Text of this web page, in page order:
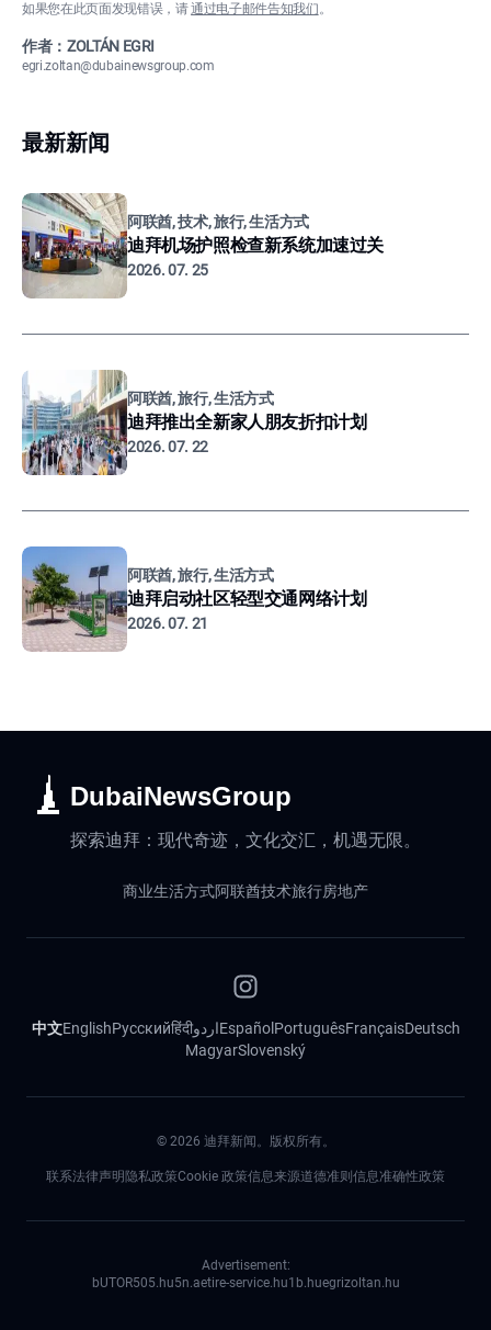
如果您在此页面发现错误，请通过电子邮件告知我们。
作者：ZOLTÁN EGRI
egri.zoltan@dubainewsgroup.com
最新新闻
阿联酋, 技术, 旅行, 生活方式
迪拜机场护照检查新系统加速过关
2026. 07. 25
阿联酋, 旅行, 生活方式
迪拜推出全新家人朋友折扣计划
2026. 07. 22
阿联酋, 旅行, 生活方式
迪拜启动社区轻型交通网络计划
2026. 07. 21
DubaiNewsGroup
探索迪拜：现代奇迹，文化交汇，机遇无限。
商业生活方式阿联酋技术旅行房地产
中文EnglishРусскийहिंदीاردوEspañol PortuguêsFrançaisDeutsch
MagyarSlovenský
© 2026 迪拜新闻。版权所有。
联系法律声明 隐私政策Cookie 政策信息来源道德准则 信息准确性政策
Advertisement:
bUTOR505.hu5n.aetire-service.hu1b.huegrizoltan.hu